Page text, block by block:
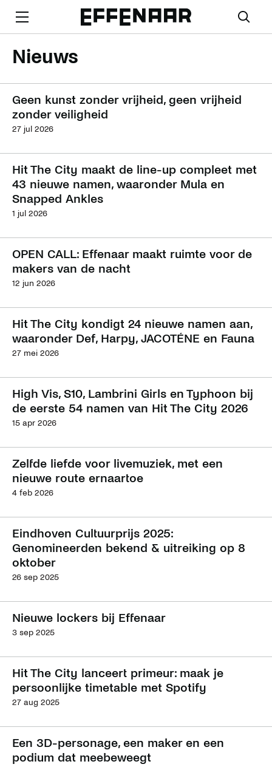
Nieuws
Geen kunst zonder vrijheid, geen vrijheid
zonder veiligheid
27 jul 2026
Hit The City maakt de line-up compleet met
43 nieuwe namen, waaronder Mula en
Snapped Ankles
1 jul 2026
OPEN CALL: Effenaar maakt ruimte voor de
makers van de nacht
12 jun 2026
Hit The City kondigt 24 nieuwe namen aan,
waaronder Def, Harpy, JACOTÉNE en Fauna
27 mei 2026
High Vis, S10, Lambrini Girls en Typhoon bij
de eerste 54 namen van Hit The City 2026
15 apr 2026
Zelfde liefde voor livemuziek, met een
nieuwe route ernaartoe
4 feb 2026
Eindhoven Cultuurprijs 2025:
Genomineerden bekend & uitreiking op 8
oktober
26 sep 2025
Nieuwe lockers bij Effenaar
3 sep 2025
Hit The City lanceert primeur: maak je
persoonlijke timetable met Spotify
27 aug 2025
Een 3D-personage, een maker en een
podium dat meebeweegt